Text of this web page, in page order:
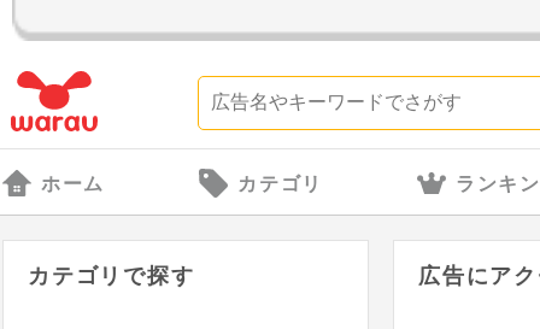
ホーム カテゴリ ランキ
広告にア
カテゴリで探す